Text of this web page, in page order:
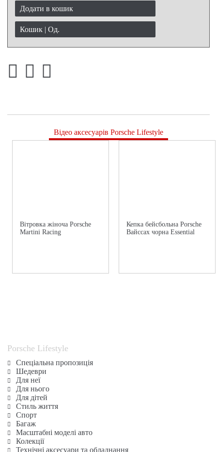
Додати в кошик
Кошик | Од.
Відео аксесуарів Porsche Lifestyle
Вітровка жіноча Porsche
Martini Racing
Кепка бейсбольна Porsche
Вайссах чорна Essential
Porsche Lifestyle
Спеціальна пропозиція
Шедеври
Для неї
Для нього
Для дітей
Стиль життя
Спорт
Багаж
Масштабні моделі авто
Колекції
Технічні аксесуари та обладнання